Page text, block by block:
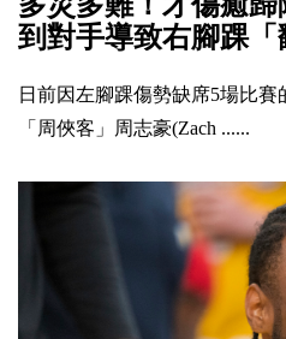
到對手導致右腳踝
日前因左腳踝傷勢缺席5場比
「周俠客」周志豪(Zach ......